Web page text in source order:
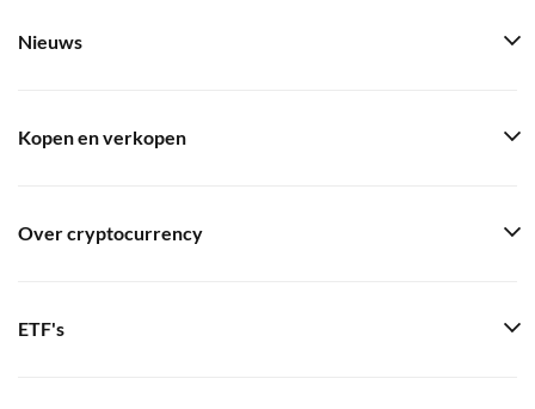
Nieuws
Kopen en verkopen
Over cryptocurrency
ETF's